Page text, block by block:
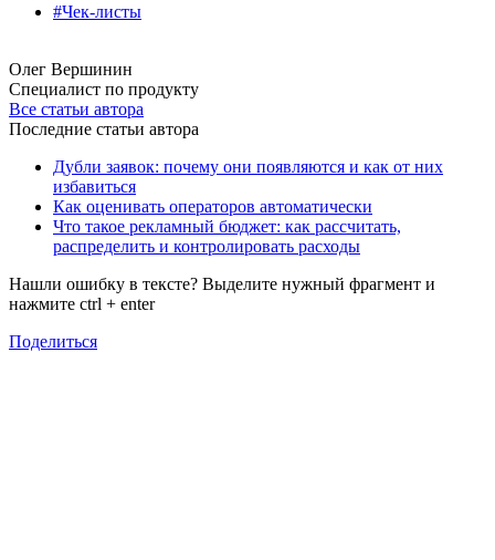
#Чек-листы
Олег Вершинин
Специалист по продукту
Все статьи автора
Последние статьи автора
Дубли заявок: почему они появляются и как от них
избавиться
Как оценивать операторов автоматически
Что такое рекламный бюджет: как рассчитать,
распределить и контролировать расходы
Нашли ошибку в тексте? Выделите нужный фрагмент и
нажмите ctrl + enter
Поделиться